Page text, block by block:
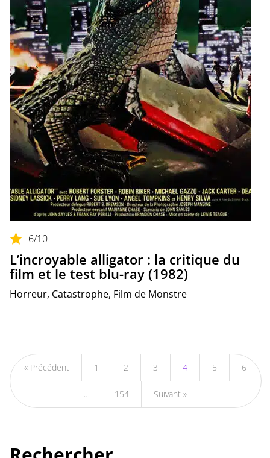
6/10
L’incroyable alligator : la critique du
film et le test blu-ray (1982)
Horreur, Catastrophe, Film de Monstre
« Précédent 1 2 3 4 5 6
… 154 Suivant »